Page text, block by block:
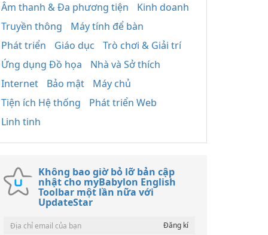
Âm thanh & Đa phương tiện
Kinh doanh
Truyền thông
Máy tính để bàn
Phát triển
Giáo dục
Trò chơi & Giải trí
Ứng dụng Đồ họa
Nhà và Sở thích
Internet
Bảo mật
Máy chủ
Tiện ích Hệ thống
Phát triển Web
Linh tinh
Không bao giờ bỏ lỡ bản cập
nhật cho myBabylon English
Toolbar một lần nữa với
UpdateStar